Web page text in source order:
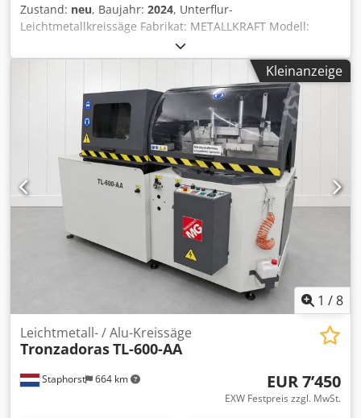
Zustand: neu, Baujahr: 2024, Unterflur-
Leichtmetallkreissäge Fabrikat: METALLKRAFT Modell:
ULMS 420 Art.Nr.: 3627420 Zustand: Neumaschine
Schnittbereich (quadrat): 120 x 120 mm Drehzahl: 2900
U/min. serienmäßig ausgestattet mit: - Sägeblatt 420 x 30 x
4,0 mm Z 120 - Minimalmengenschmiersystem -
Druckluftpistole und Spiralschlauch - zwei Absaugstutzen
zum Anschluss an eine Absauganlage Cedjtuch Eopfx
Aftoha - Bedienungsanleitung
Kleinanzeige
1 /8
Staphorst 664 km
Leichtmetall- / Alu-Kreissäge
TronzadorasTL-600-AA
EUR 7’450
EXW Festpreis zzgl. MwSt.